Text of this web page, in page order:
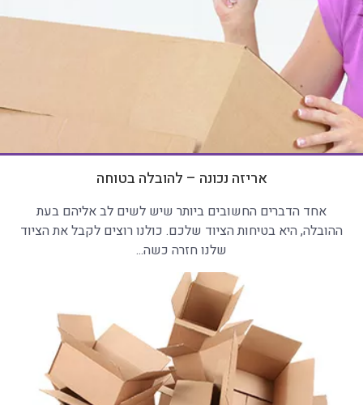
אריזה נכונה – להובלה בטוחה
אחד הדברים החשובים ביותר שיש לשים לב אליהם בעת
ההובלה, היא בטיחות הציוד שלכם. כולנו רוצים לקבל את הציוד
שלנו חזרה כשה...